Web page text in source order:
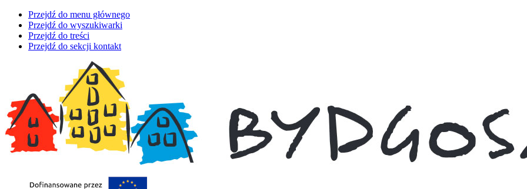
Przejdź do menu głównego
Przejdź do wyszukiwarki
Przejdź do treści
Przejdź do sekcji kontakt